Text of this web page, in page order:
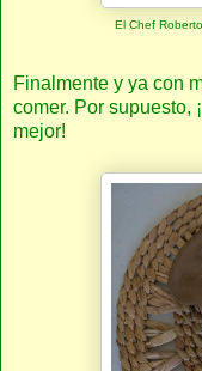
El Chef
Finalmente y ya con
comer. Por supuesto,
mejor!